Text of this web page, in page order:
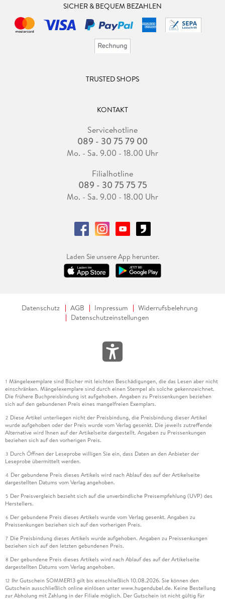
SICHER & BEQUEM BEZAHLEN
TRUSTED SHOPS
KONTAKT
Servicehotline
089 - 30 75 79 00
Mo. - Sa. 9.00 - 18.00 Uhr
Filialhotline
089 - 30 75 75 75
Mo. - Sa. 9.00 - 18.00 Uhr
Laden Sie unsere App herunter.
Datenschutz AGB Impressum
Widerrufsbelehrung
Datenschutzeinstellungen
1 Mängelexemplare sind Bücher mit leichten Beschädigungen, die das Lesen aber nicht
einschränken. Mängelexemplare sind durch einen Stempel als solche gekennzeichnet.
Die frühere Buchpreisbindung ist aufgehoben. Angaben zu Preissenkungen beziehen
sich auf den gebundenen Preis eines mangelfreien Exemplars.
2 Diese Artikel unterliegen nicht der Preisbindung, die Preisbindung dieser Artikel
wurde aufgehoben oder der Preis wurde vom Verlag gesenkt. Die jeweils zutreffende
Alternative wird Ihnen auf der Artikelseite dargestellt. Angaben zu Preissenkungen
beziehen sich auf den vorherigen Preis.
3 Durch Öffnen der Leseprobe willigen Sie ein, dass Daten an den Anbieter der
Leseprobe übermittelt werden.
4 Der gebundene Preis dieses Artikels wird nach Ablauf des auf der Artikelseite
dargestellten Datums vom Verlag angehoben.
5 Der Preisvergleich bezieht sich auf die unverbindliche Preisempfehlung (UVP) des
Herstellers.
6 Der gebundene Preis dieses Artikels wurde vom Verlag gesenkt. Angaben zu
Preissenkungen beziehen sich auf den vorherigen Preis.
7 Die Preisbindung dieses Artikels wurde aufgehoben. Angaben zu Preissenkungen
beziehen sich auf den letzten gebundenen Preis.
8 Der gebundene Preis dieses Artikels wird nach Ablauf des auf der Artikelseite
dargestellten Datums vom Verlag angehoben.
12 Ihr Gutschein SOMMER13 gilt bis einschließlich 10.08.2026. Sie können den
Gutschein ausschließlich online einlösen unter www.hugendubel.de. Keine Bestellung
zur Abholung mit Zahlung in der Filiale möglich. Der Gutschein ist nicht gültig für